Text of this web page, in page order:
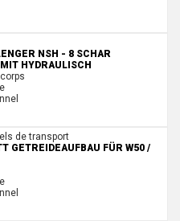
mit hydraulisch
NSH - 8 SCHAR
HYDRAULISCH
LKW
de transport
GETREIDEAUFBAU FÜR W50 /